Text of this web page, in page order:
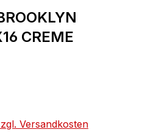
CREME
Versandkosten